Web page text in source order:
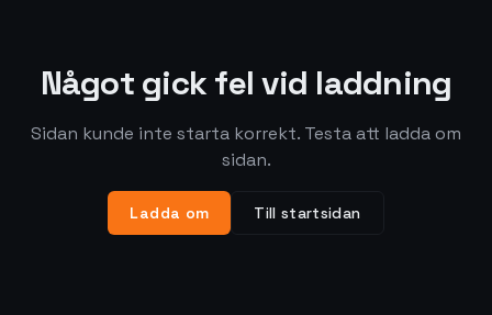
Något gick fel vid laddning
Sidan kunde inte starta korrekt. Testa att ladda om
sidan.
Ladda om Till startsidan